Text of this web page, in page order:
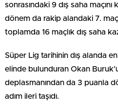
sonrasındaki 9 dış saha maçını
dönem da rakip alandaki 7.
toplamda 16 maçlık dış saha
Süper Lig tarihinin dış alanda
elinde bulunduran Okan
deplasmanından da 3 puanla
adım ileri taşıdı.